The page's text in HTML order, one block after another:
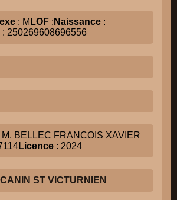
: M LOF : Naissance :
: 250269608696556
M. BELLEC FRANCOIS XAVIER
Licence : 2024
ST VICTURNIEN